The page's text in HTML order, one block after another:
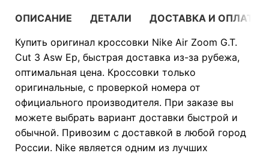
ОПИСАНИЕ ДЕТАЛИ
ДОСТАВКА И ОПЛАТА
Купить оригинал кроссовки Nike Air Zoom G.T.
Cut 3 Asw Ep, быстрая доставка из-за рубежа,
оптимальная цена. Кроссовки только
оригинальные, с проверкой номера от
официального производителя. При заказе вы
можете выбрать вариант доставки быстрой и
обычной. Привозим с доставкой в любой город
России. Nike является одним из лучших